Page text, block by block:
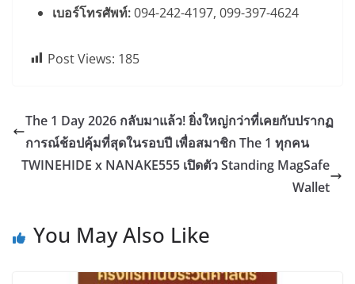
เบอร์โทรศัพท์:094-242-4197, 099-397-4624
Post Views: 185
The 1 Day 2026 กลับมาแล้ว! ยิ่งใหญ่กว่าที่เคยกับปรากฏ
การณ์ช้อปคุ้มที่สุดในรอบปี เพื่อสมาชิก The 1 ทุกคน
TWINEHIDE x NANAKE555 เปิดตัว Standing MagSafe
Wallet
You May Also Like